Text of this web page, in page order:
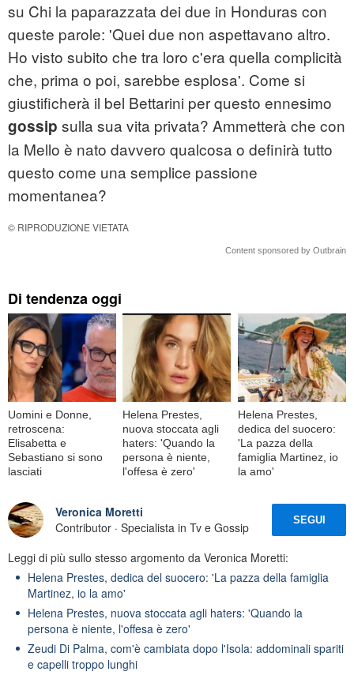
su Chi la paparazzata dei due in Honduras con
queste parole: 'Quei due non aspettavano altro.
Ho visto subito che tra loro c'era quella complicità
che, prima o poi, sarebbe esplosa'. Come si
giustificherà il bel Bettarini per questo ennesimo
gossip sulla sua vita privata? Ammetterà che con
la Mello è nato davvero qualcosa o definirà tutto
questo come una semplice passione
momentanea?
© RIPRODUZIONE VIETATA
Content sponsored by Outbrain
Di tendenza oggi
Uomini e Donne,
retroscena:
Elisabetta e
Sebastiano si sono
lasciati
Helena Prestes,
nuova stoccata agli
haters: 'Quando la
persona è niente,
l'offesa è zero'
Helena Prestes,
dedica del suocero:
'La pazza della
famiglia Martinez, io
la amo'
Veronica Moretti
Contributor · Specialista in Tv e Gossip
SEGUI
Leggi di più sullo stesso argomento da Veronica Moretti:
Helena Prestes, dedica del suocero: 'La pazza della famiglia
Martinez, io la amo'
Helena Prestes, nuova stoccata agli haters: 'Quando la
persona è niente, l'offesa è zero'
Zeudi Di Palma, com'è cambiata dopo l'Isola: addominali spariti
e capelli troppo lunghi